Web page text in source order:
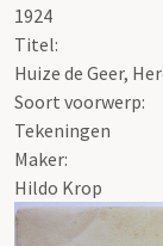
1924
Titel:
Huize de Geer,
Soort voorwerp:
Tekeningen
Maker:
Hildo Krop